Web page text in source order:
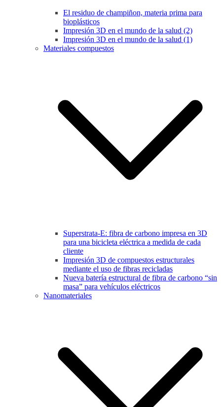
El residuo de champiñon, materia prima para
bioplásticos
Impresión 3D en el mundo de la salud (2)
Impresión 3D en el mundo de la salud (1)
Materiales compuestos
Superstrata-E: fibra de carbono impresa en 3D
para una bicicleta eléctrica a medida de cada
cliente
Impresión 3D de compuestos estructurales
mediante el uso de fibras recicladas
Nueva batería estructural de fibra de carbono “sin
masa” para vehículos eléctricos
Nanomateriales